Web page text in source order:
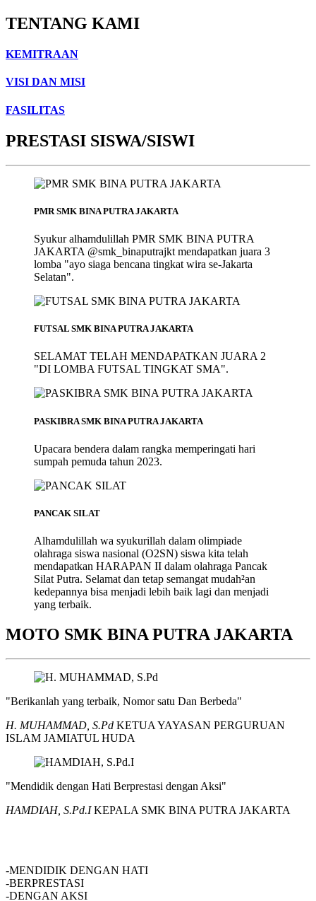
TENTANG KAMI
KEMITRAAN
VISI DAN MISI
FASILITAS
PRESTASI SISWA/SISWI
PMR SMK BINA PUTRA JAKARTA
Syukur alhamdulillah PMR SMK BINA PUTRA
JAKARTA @smk_binaputrajkt mendapatkan juara 3
lomba "ayo siaga bencana tingkat wira se-Jakarta
Selatan".
FUTSAL SMK BINA PUTRA JAKARTA
SELAMAT TELAH MENDAPATKAN JUARA 2
"DI LOMBA FUTSAL TINGKAT SMA".
PASKIBRA SMK BINA PUTRA JAKARTA
Upacara bendera dalam rangka memperingati hari
sumpah pemuda tahun 2023.
PANCAK SILAT
Alhamdulillah wa syukurillah dalam olimpiade
olahraga siswa nasional (O2SN) siswa kita telah
mendapatkan HARAPAN II dalam olahraga Pancak
Silat Putra. Selamat dan tetap semangat mudah²an
kedepannya bisa menjadi lebih baik lagi dan menjadi
yang terbaik.
MOTO SMK BINA PUTRA JAKARTA
"Berikanlah yang terbaik, Nomor satu Dan Berbeda"
H. MUHAMMAD, S.Pd KETUA YAYASAN PERGURUAN
ISLAM JAMIATUL HUDA
"Mendidik dengan Hati Berprestasi dengan Aksi"
HAMDIAH, S.Pd.IKEPALA SMK BINA PUTRA JAKARTA
-MENDIDIK DENGAN HATI
-BERPRESTASI
-DENGAN AKSI